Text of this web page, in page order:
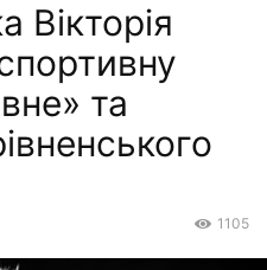
Вікторія
та
1105